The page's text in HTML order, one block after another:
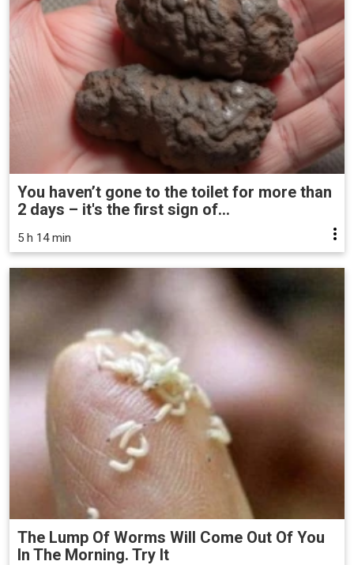
You haven’t gone to the toilet for more than
2 days – it's the first sign of...
5 h 14 min
The Lump Of Worms Will Come Out Of You
In The Morning. Try It